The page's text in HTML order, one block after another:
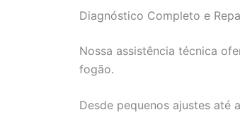
Diagnóstico Completo e
Nossa assistência técnica
fogão.
Desde pequenos ajustes até